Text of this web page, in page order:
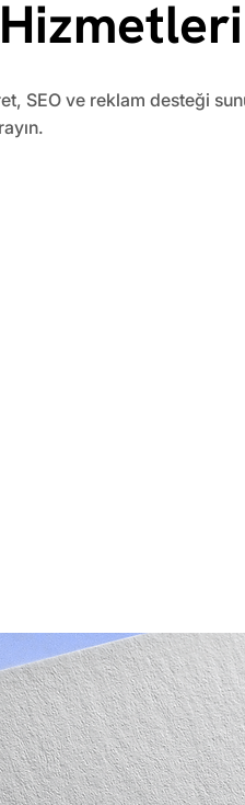
SEO ve reklam desteği